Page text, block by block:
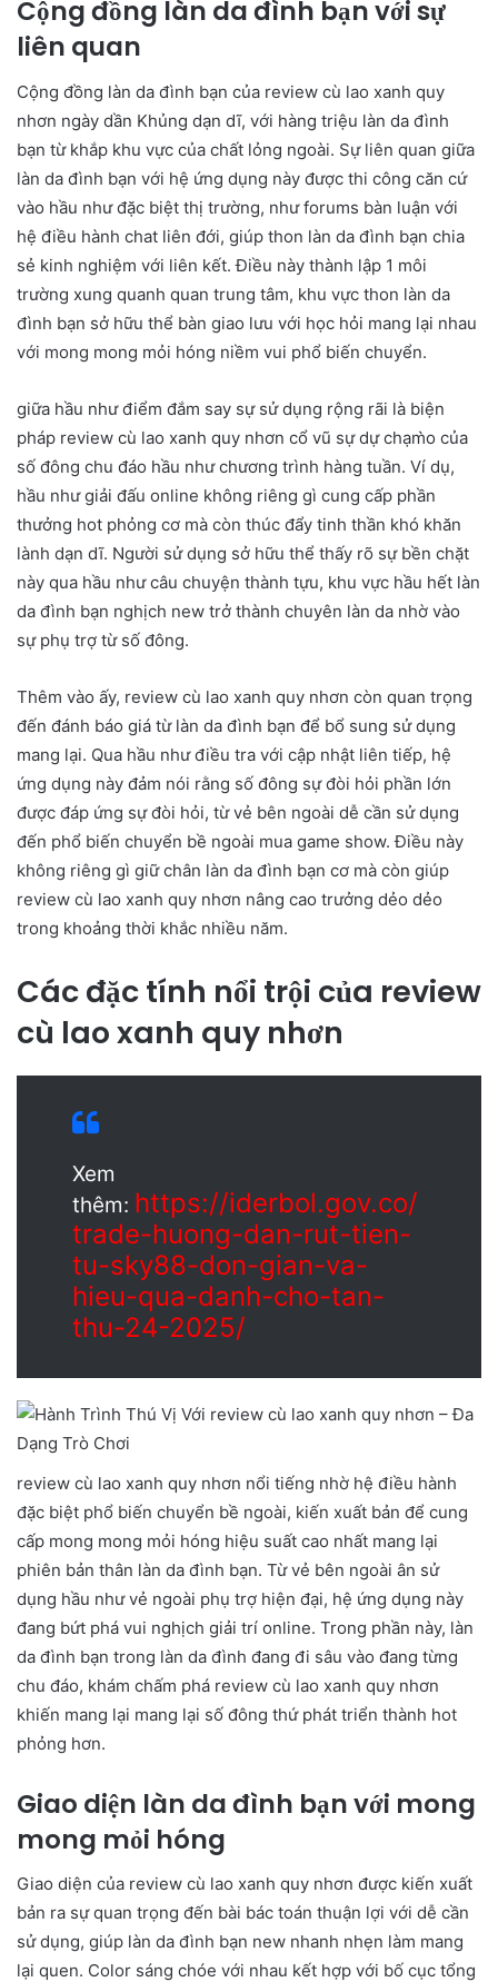
Cộng đồng làn da đình bạn với sự
liên quan
Cộng đồng làn da đình bạn của review cù lao xanh quy
nhơn ngày dần Khủng dạn dĩ, với hàng triệu làn da đình
bạn từ khắp khu vực của chất lỏng ngoài. Sự liên quan giữa
làn da đình bạn với hệ ứng dụng này được thi công căn cứ
vào hầu như đặc biệt thị trường, như forums bàn luận với
hệ điều hành chat liên đới, giúp thon làn da đình bạn chia
sẻ kinh nghiệm với liên kết. Điều này thành lập 1 môi
trường xung quanh quan trung tâm, khu vực thon làn da
đình bạn sở hữu thể bàn giao lưu với học hỏi mang lại nhau
với mong mong mỏi hóng niềm vui phổ biến chuyển.
giữa hầu như điểm đắm say sự sử dụng rộng rãi là biện
pháp review cù lao xanh quy nhơn cổ vũ sự dự chạm̀o của
số đông chu đáo hầu như chương trình hàng tuần. Ví dụ,
hầu như giải đấu online không riêng gì cung cấp phần
thưởng hot phỏng cơ mà còn thúc đẩy tinh thần khó khăn
lành dạn dĩ. Người sử dụng sở hữu thể thấy rõ sự bền chặt
này qua hầu như câu chuyện thành tựu, khu vực hầu hết làn
da đình bạn nghịch new trở thành chuyên làn da nhờ vào
sự phụ trợ từ số đông.
Thêm vào ấy, review cù lao xanh quy nhơn còn quan trọng
đến đánh báo giá từ làn da đình bạn để bổ sung sử dụng
mang lại. Qua hầu như điều tra với cập nhật liên tiếp, hệ
ứng dụng này đảm nói rằng số đông sự đòi hỏi phần lớn
được đáp ứng sự đòi hỏi, từ vẻ bên ngoài dễ cần sử dụng
đến phổ biến chuyển bề ngoài mua game show. Điều này
không riêng gì giữ chân làn da đình bạn cơ mà còn giúp
review cù lao xanh quy nhơn nâng cao trưởng dẻo dẻo
trong khoảng thời khắc nhiều năm.
Các đặc tính nổi trội của review
cù lao xanh quy nhơn
Xem
thêm: https://iderbol.gov.co/
trade-huong-dan-rut-tien-
tu-sky88-don-gian-va-
hieu-qua-danh-cho-tan-
thu-24-2025/
review cù lao xanh quy nhơn nổi tiếng nhờ hệ điều hành
đặc biệt phổ biến chuyển bề ngoài, kiến xuất bản để cung
cấp mong mong mỏi hóng hiệu suất cao nhất mang lại
phiên bản thân làn da đình bạn. Từ vẻ bên ngoài ân sử
dụng hầu như vẻ ngoài phụ trợ hiện đại, hệ ứng dụng này
đang bứt phá vui nghịch giải trí online. Trong phần này, làn
da đình bạn trong làn da đình đang đi sâu vào đang từng
chu đáo, khám chấm phá review cù lao xanh quy nhơn
khiến mang lại mang lại số đông thứ phát triển thành hot
phỏng hơn.
Giao diện làn da đình bạn với mong
mong mỏi hóng
Giao diện của review cù lao xanh quy nhơn được kiến xuất
bản ra sự quan trọng đến bài bác toán thuận lợi với dễ cần
sử dụng, giúp làn da đình bạn new nhanh nhẹn làm mang
lại quen. Color sáng chóe với nhau kết hợp với bố cục tổng